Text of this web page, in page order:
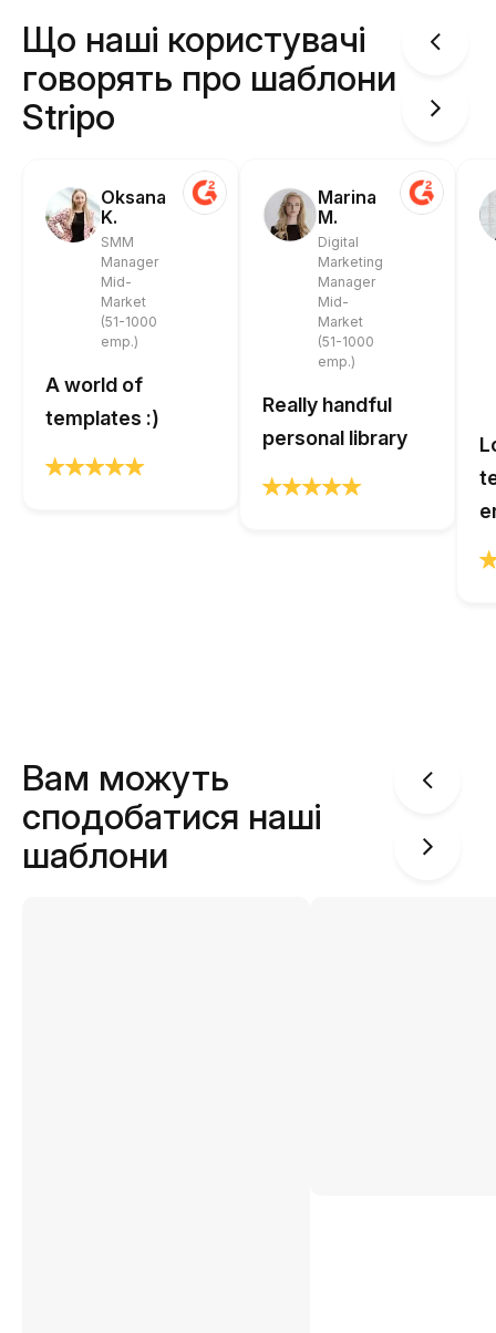
Що наші користувачі
говорять про шаблони
Stripo
Oksana
K.
SMM
Manager
Mid-
Market
(51-1000
emp.)
A world of
templates :)
Marina
M.
Digital
Marketing
Manager
Mid-
Market
(51-1000
emp.)
Really handful
personal library
Вам можуть
сподобатися наші
шаблони